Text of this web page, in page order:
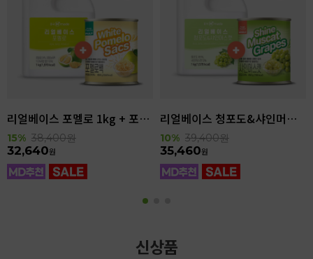
리얼베이스 포멜로 1kg + 포멜로쌕 850g SET
15% 38,400원
32,640원
리얼베이스 청포도&샤인머스캣 1kg + 샤인머스캣 850g SET
10% 39,400원
35,460원
신상품